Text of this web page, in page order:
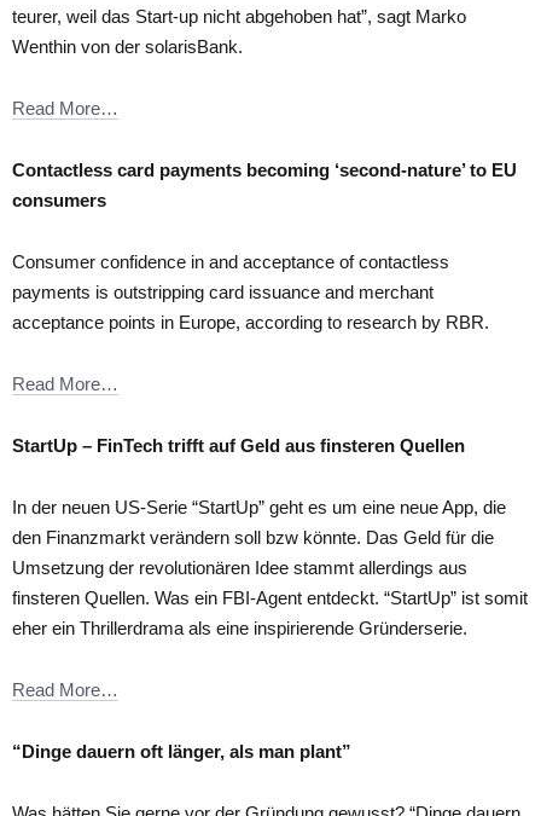
teurer, weil das Start-up nicht abgehoben hat”, sagt Marko
Wenthin von der solarisBank.
Read More…
Contactless card payments becoming ‘second-nature’ to EU
consumers
Consumer confidence in and acceptance of contactless
payments is outstripping card issuance and merchant
acceptance points in Europe, according to research by RBR.
Read More…
StartUp – FinTech trifft auf Geld aus finsteren Quellen
In der neuen US-Serie “StartUp” geht es um eine neue App, die
den Finanzmarkt verändern soll bzw könnte. Das Geld für die
Umsetzung der revolutionären Idee stammt allerdings aus
finsteren Quellen. Was ein FBI-Agent entdeckt. “StartUp” ist somit
eher ein Thrillerdrama als eine inspirierende Gründerserie.
Read More…
“Dinge dauern oft länger, als man plant”